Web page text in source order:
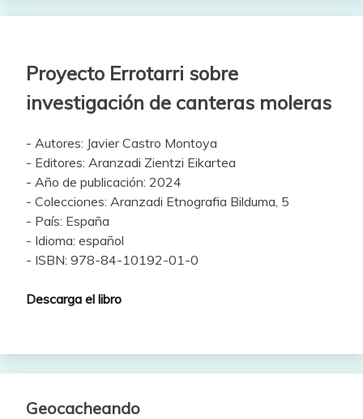
Proyecto Errotarri sobre
investigación de canteras moleras
- Autores: Javier Castro Montoya
- Editores: Aranzadi Zientzi Eikartea
- Año de publicación: 2024
- Colecciones: Aranzadi Etnografia Bilduma, 5
- País: España
- Idioma: español
- ISBN: 978-84-10192-01-0
Descarga el libro
Geocacheando